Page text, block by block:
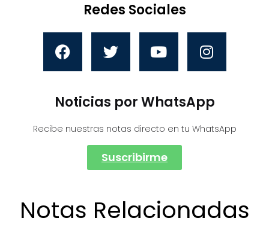
Redes Sociales
Noticias por WhatsApp
Recibe nuestras notas directo en tu WhatsApp
Suscribirme
Notas Relacionadas